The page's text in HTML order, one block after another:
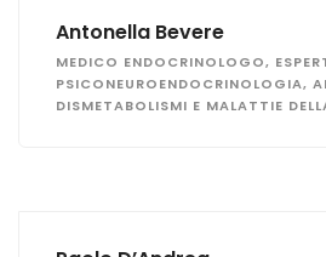
Antonella Bevere
MEDICO ENDOCRINOLOGO,
PSICONEUROENDOCRINOLOGIA,
DISMETABOLISMI E MALATTIE